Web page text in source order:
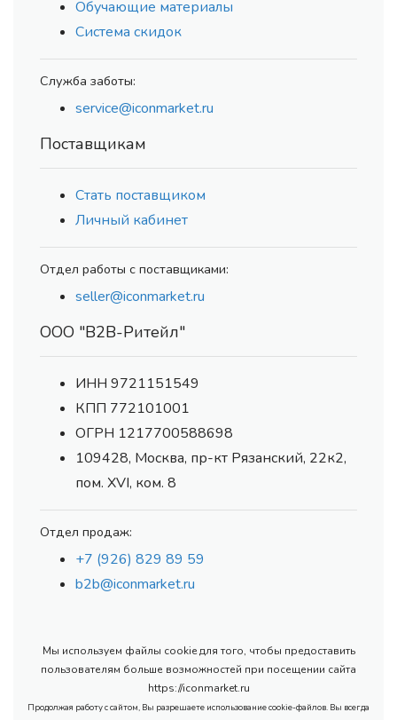
Обучающие материалы
Система скидок
Служба заботы:
service@iconmarket.ru
Поставщикам
Стать поставщиком
Личный кабинет
Отдел работы с поставщиками:
seller@iconmarket.ru
ООО "В2В-Ритейл"
ИНН 9721151549
КПП 772101001
ОГРН 1217700588698
109428, Москва, пр-кт Рязанский, 22к2,
пом. XVI, ком. 8
Отдел продаж:
+7 (926) 829 89 59
b2b@iconmarket.ru
Мы используем файлы cookie для того, чтобы предоставить
пользователям больше возможностей при посещении сайта
https://iconmarket.ru
Продолжая работу с сайтом, Вы разрешаете использование cookie-файлов. Вы всегда